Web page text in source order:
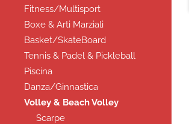
Fitness/Multisport
Boxe & Arti Marziali
Basket/SkateBoard
Tennis & Padel & Pickleball
Piscina
Danza/Ginnastica
Volley & Beach Volley
Scarpe